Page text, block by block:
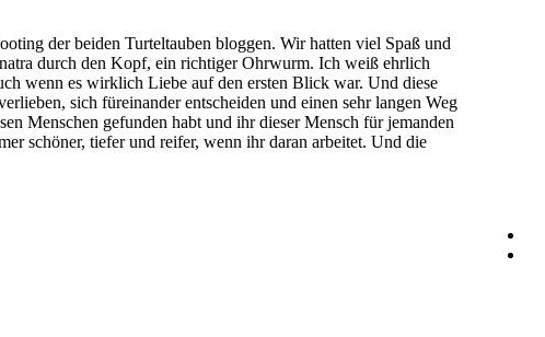
der beiden Turteltauben bloggen. Wir hatten viel Spaß und
durch den Kopf, ein richtiger Ohrwurm. Ich weiß ehrlich
wenn es wirklich Liebe auf den ersten Blick war. Und diese
sich füreinander entscheiden und einen sehr langen Weg
Menschen gefunden habt und ihr dieser Mensch für jemanden
schöner, tiefer und reifer, wenn ihr daran arbeitet. Und die